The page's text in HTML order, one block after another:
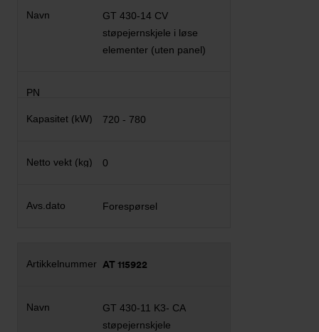
GT 430-14 CV
støpejernskjele i løse
elementer (uten panel)
720 - 780
0
Forespørsel
AT 115922
GT 430-11 K3- CA
støpejernskjele